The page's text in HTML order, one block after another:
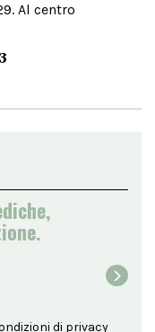
Al centro
di privacy